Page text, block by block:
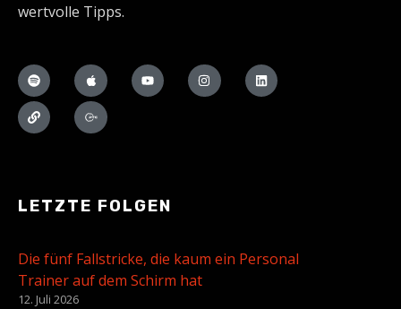
wertvolle Tipps.
LETZTE FOLGEN
Die fünf Fallstricke, die kaum ein Personal
Trainer auf dem Schirm hat
12. Juli 2026